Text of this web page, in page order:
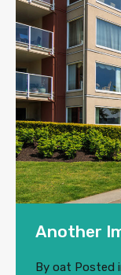
Another
By oat Posted